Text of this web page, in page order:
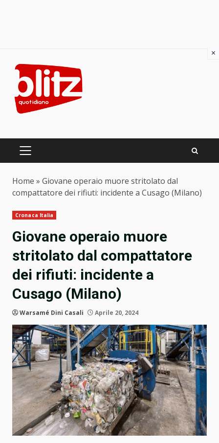
content
PRIMARY
Home » Giovane operaio muore stritolato dal
compattatore dei rifiuti: incidente a Cusago (Milano)
Cronaca Italia
Giovane operaio muore
stritolato dal compattatore
dei rifiuti: incidente a
Cusago (Milano)
Warsamé Dini Casali Aprile 20, 2024
×